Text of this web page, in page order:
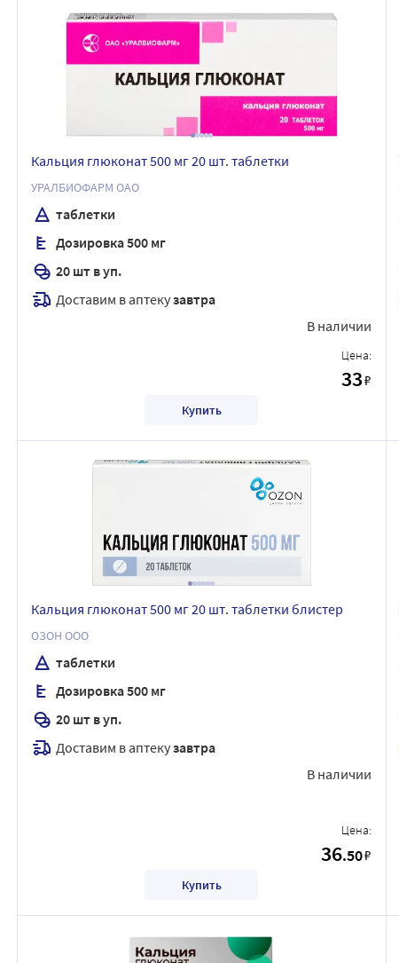
Кальция глюконат 500 мг 20 шт. таблетки
УРАЛБИОФАРМ ОАО
таблетки
Дозировка 500 мг
20 шт в уп.
Доставим в аптекузавтра
В наличии
Цена:
33₽
Купить
Кальция глюконат 500 мг 20 шт. таблетки блистер
ОЗОН ООО
таблетки
Дозировка 500 мг
20 шт в уп.
Доставим в аптекузавтра
В наличии
Цена:
36.50₽
Купить